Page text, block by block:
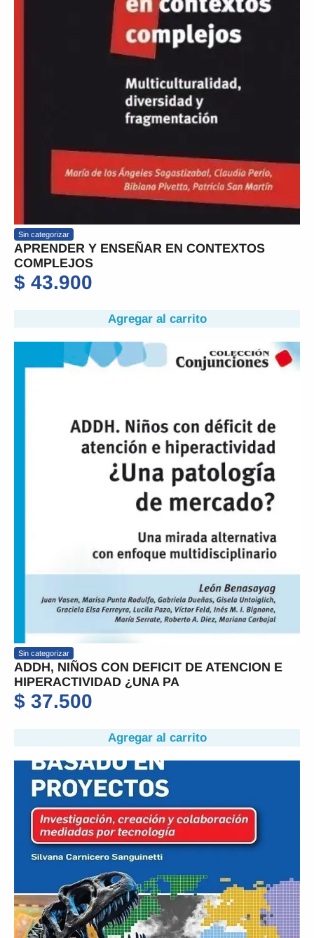
Sin categorizar
APRENDER Y ENSEÑAR EN CONTEXTOS
COMPLEJOS
$ 43.900
Agregar al carrito
Sin categorizar
ADDH, NIÑOS CON DEFICIT DE ATENCION E
HIPERACTIVIDAD ¿UNA PA
$ 37.500
Agregar al carrito